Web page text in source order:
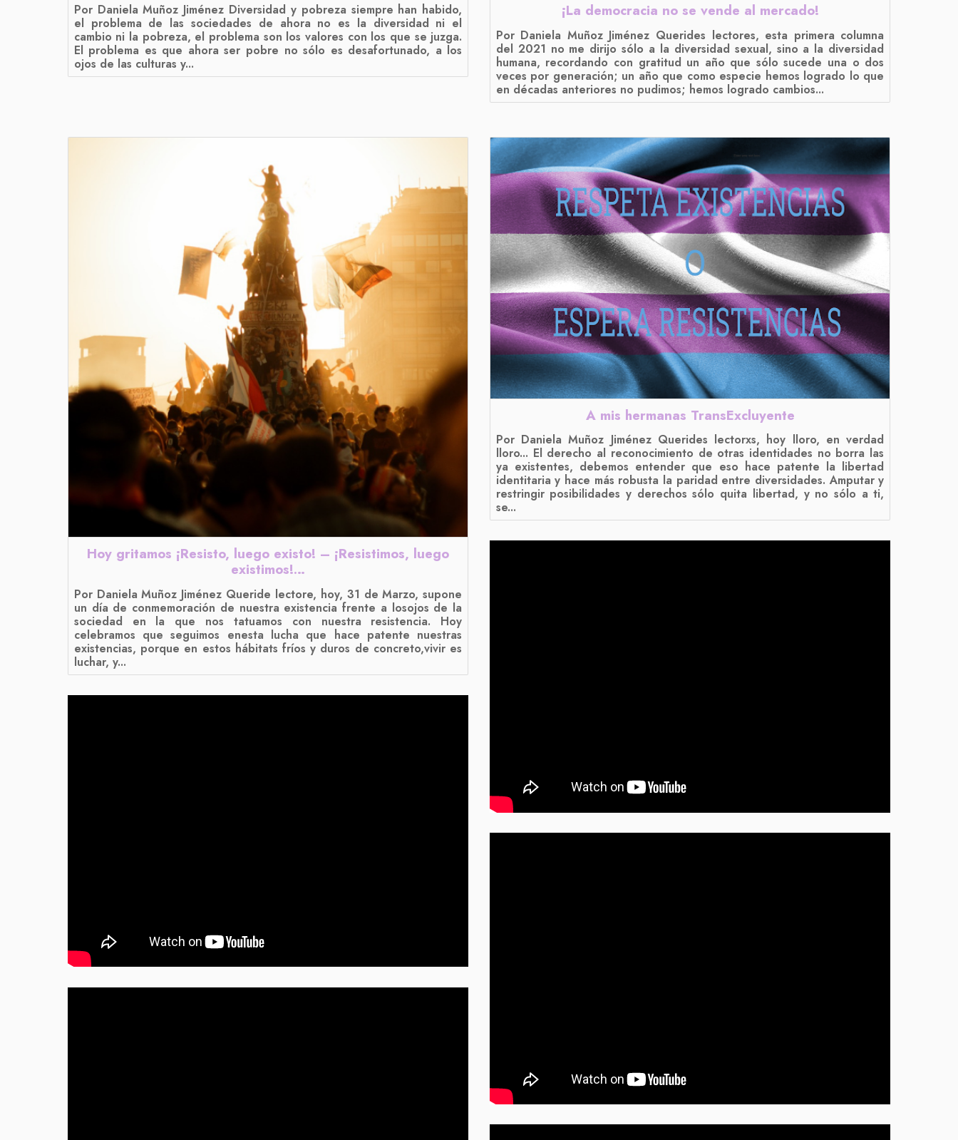
Por Daniela Muñoz Jiménez Diversidad y pobreza siempre han habido,
el problema de las sociedades de ahora no es la diversidad ni el
cambio ni la pobreza, el problema son los valores con los que se juzga.
El problema es que ahora ser pobre no sólo es desafortunado, a los
ojos de las culturas y...
¡La democracia no se vende al mercado!
Por Daniela Muñoz Jiménez Querides lectores, esta primera columna
del 2021 no me dirijo sólo a la diversidad sexual, sino a la diversidad
humana, recordando con gratitud un año que sólo sucede una o dos
veces por generación; un año que como especie hemos logrado lo que
en décadas anteriores no pudimos; hemos logrado cambios...
Hoy gritamos ¡Resisto, luego existo! – ¡Resistimos, luego
existimos!…
Por Daniela Muñoz Jiménez Queride lectore, hoy, 31 de Marzo, supone
un día de conmemoración de nuestra existencia frente a losojos de la
sociedad en la que nos tatuamos con nuestra resistencia. Hoy
celebramos que seguimos enesta lucha que hace patente nuestras
existencias, porque en estos hábitats fríos y duros de concreto,vivir es
luchar, y...
A mis hermanas TransExcluyente
Por Daniela Muñoz Jiménez Querides lectorxs, hoy lloro, en verdad
lloro... El derecho al reconocimiento de otras identidades no borra las
ya existentes, debemos entender que eso hace patente la libertad
identitaria y hace más robusta la paridad entre diversidades. Amputar y
restringir posibilidades y derechos sólo quita libertad, y no sólo a ti,
se...